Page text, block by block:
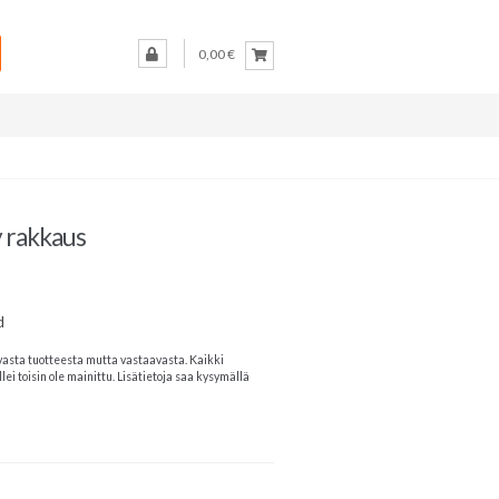
0,00 €
rakkaus
tuotteesta mutta vastaavasta. Kaikki
toisin ole mainittu. Lisätietoja saa kysymällä